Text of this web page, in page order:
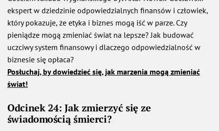
ekspert w dziedzinie odpowiedzialnych finansów i człowiek,
który pokazuje, że etyka i biznes mogą iść w parze. Czy
pieniądze mogą zmieniać świat na lepsze? Jak budować
uczciwy system finansowy i dlaczego odpowiedzialność w
biznesie się opłaca?
Posłuchaj, by dowiedzieć się, jak marzenia mogą zmieniać
świat!
Odcinek 24: Jak zmierzyć się ze
świadomością śmierci?